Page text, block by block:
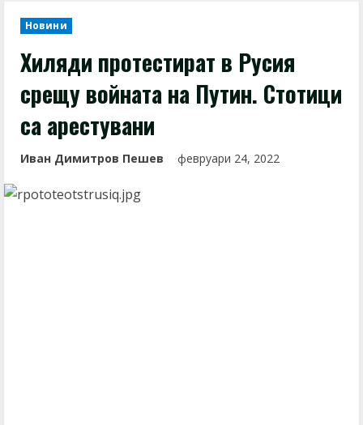
Новини
Хиляди протестират в Русия
срещу войната на Путин. Стотици
са арестувани
Иван Димитров Пешев февруари 24, 2022